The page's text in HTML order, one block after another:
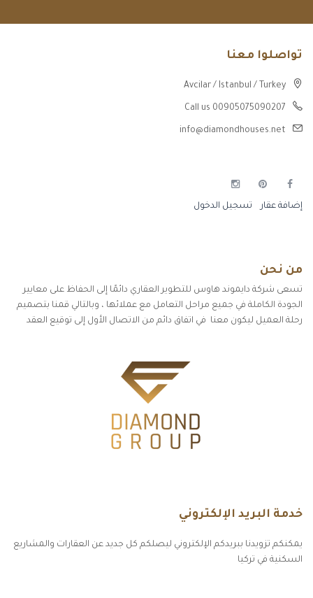
تواصلوا معنا
Avcilar / Istanbul / Turkey
Call us 00905075090207
info@diamondhouses.net
إضافة عقار تسجيل الدخول
من نحن
تسعى شركة دايموند هاوس للتطوير العقاري دائمًا إلى الحفاظ على معايير
الجودة الكاملة في جميع مراحل التعامل مع عملائها ، وبالتالي قمنا بتصميم
رحلة العميل ليكون معنا في اتفاق دائم من الاتصال الأول إلى توقيع العقد
خدمة البريد الإلكتروني
يمكنكم تزويدنا ببريدكم الإلكتروني ليصلكم كل جديد عن العقارات والمشاريع
السكنية في تركيا